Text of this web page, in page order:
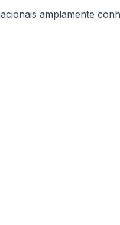
amplamente